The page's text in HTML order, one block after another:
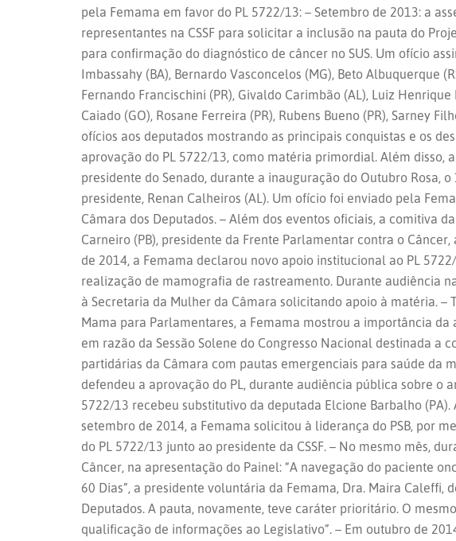
pela Femama em favor do PL 5722/13: – Setembro de 2013: a
representantes na CSSF para solicitar a inclusão na pauta do
para confirmação do diagnóstico de câncer no SUS. Um ofício
Imbassahy (BA), Bernardo Vasconcelos (MG), Beto Albuquerque
Fernando Francischini (PR), Givaldo Carimbão (AL), Luiz
Caiado (GO), Rosane Ferreira (PR), Rubens Bueno (PR), Sarney
ofícios aos deputados mostrando as principais conquistas e os
aprovação do PL 5722/13, como matéria primordial. Além disso,
presidente do Senado, durante a inauguração do Outubro Rosa,
presidente, Renan Calheiros (AL). Um ofício foi enviado pela
Câmara dos Deputados. – Além dos eventos oficiais, a comitiva
Carneiro (PB), presidente da Frente Parlamentar contra o
de 2014, a Femama declarou novo apoio institucional ao PL
realização de mamografia de rastreamento. Durante audiência
à Secretaria da Mulher da Câmara solicitando apoio à matéria.
Mama para Parlamentares, a Femama mostrou a importância
em razão da Sessão Solene do Congresso Nacional destinada
partidárias da Câmara com pautas emergenciais para saúde da
defendeu a aprovação do PL, durante audiência pública sobre o
5722/13 recebeu substitutivo da deputada Elcione Barbalho
setembro de 2014, a Femama solicitou à liderança do PSB, por
do PL 5722/13 junto ao presidente da CSSF. – No mesmo mês,
Câncer, na apresentação do Painel: “A navegação do paciente
60 Dias”, a presidente voluntária da Femama, Dra. Maira
Deputados. A pauta, novamente, teve caráter prioritário. O
qualificação de informações ao Legislativo”. – Em outubro de